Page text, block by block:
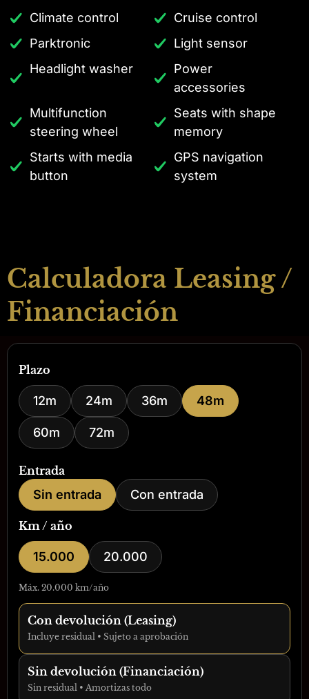
Climate control
Cruise control
Parktronic
Light sensor
Headlight washer
Power
accessories
Multifunction
steering wheel
Seats with shape
memory
Starts with media
button
GPS navigation
system
Calculadora Leasing /
Financiación
Plazo
12m 24m 36m 48m
60m 72m
Entrada
Sin entrada Con entrada
Km / año
15.000 20.000
Máx. 20.000 km/año
Con devolución (Leasing)
Incluye residual • Sujeto a aprobación
Sin devolución (Financiación)
Sin residual • Amortizas todo